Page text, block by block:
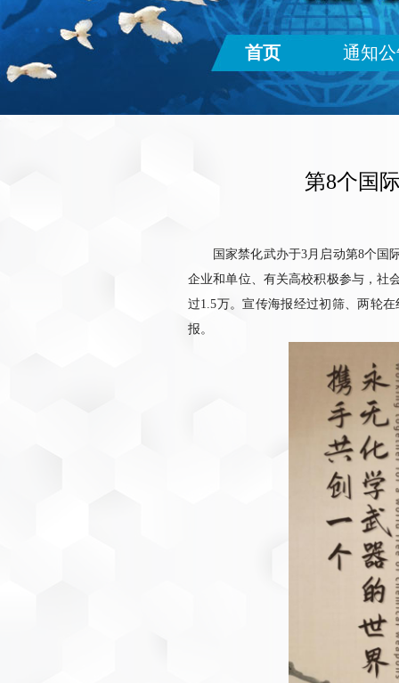
首页 通知
第8个国
国家禁化武办于3月启动第8个国
企业和单位、有关高校积极参与，社
过1.5万。宣传海报经过初筛、两轮
报。